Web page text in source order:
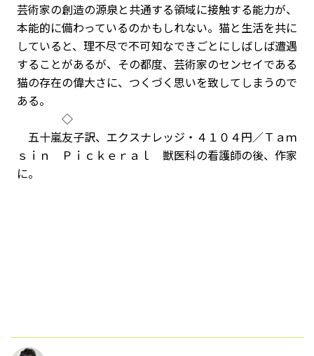
芸術家の創造の源泉と共通する領域に接触する能力が、
本能的に備わっているのかもしれない。猫と生活を共に
していると、理不尽で不可知なできごとにしばしば遭遇
することがあるが、その都度、芸術家のセンセイである
猫の存在の偉大さに、つくづく思いを致してしまうので
ある。
◇
五十嵐友子訳、エクスナレッジ・４１０４円／Ｔａｍ
ｓｉｎ Ｐｉｃｋｅｒａｌ 獣医科の看護師の後、作家
に。